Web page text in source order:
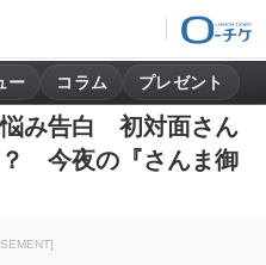
ー コラム プレゼント
悩み告白 初対面さん
？ 今夜の『さんま御